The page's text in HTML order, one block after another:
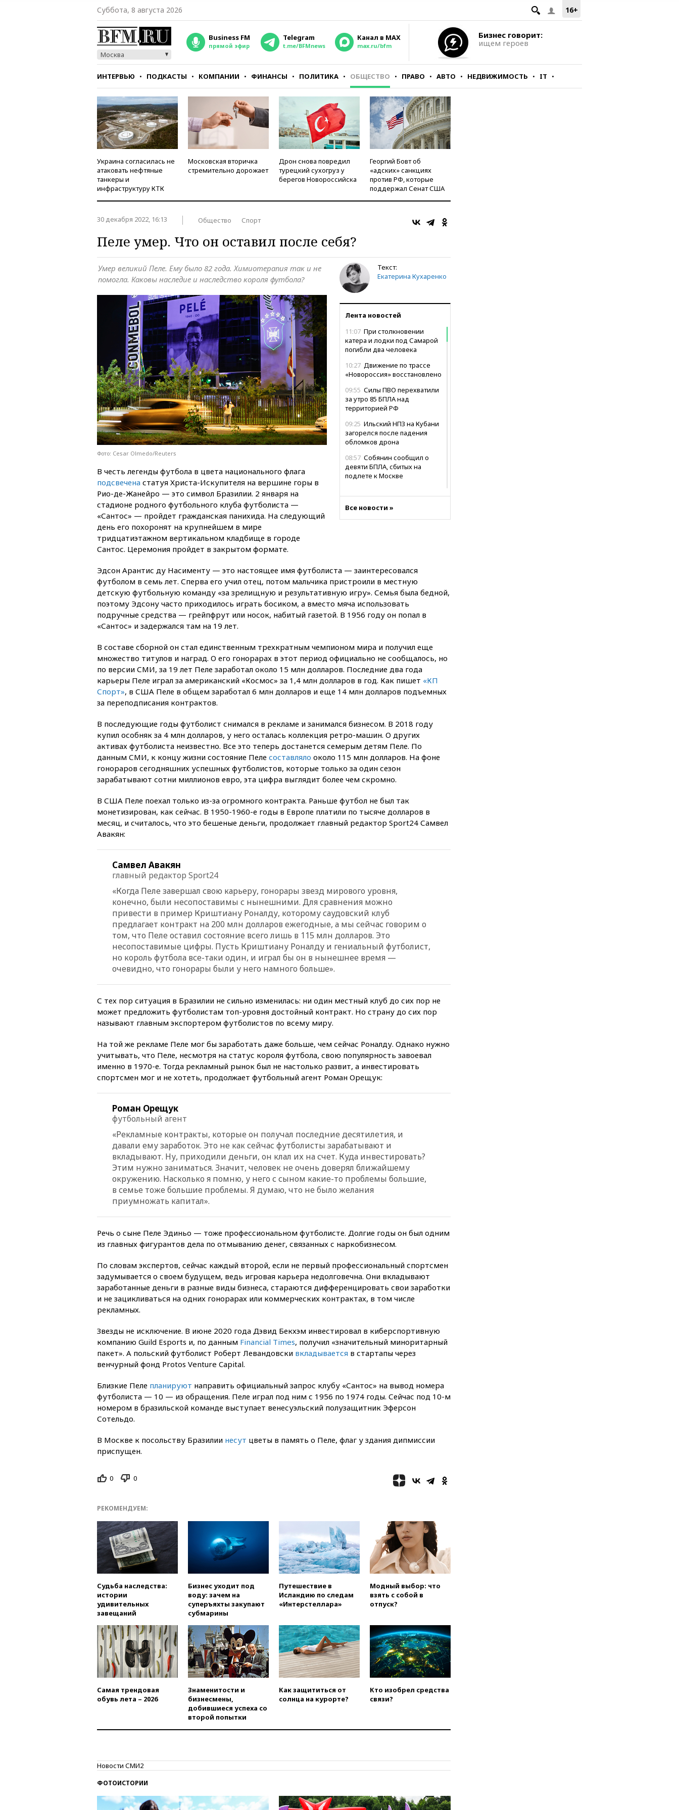
16+
Суббота, 8 августа 2026
Москва
Business FM
прямой эфир
Telegram
t.me/BFMnews
Канал в MAX
max.ru/bfm
Бизнес говорит:
ищем героев
ИНТЕРВЬЮ ПОДКАСТЫ КОМПАНИИ ФИНАНСЫ ПОЛИТИКА ОБЩЕСТВО ПРАВО АВТО НЕДВИЖИМОСТЬ IT
СТИЛЬ ТЕСТЫ
Украина согласилась не
атаковать нефтяные
танкеры и
инфраструктуру КТК
Московская вторичка
стремительно дорожает
Дрон снова повредил
турецкий сухогруз у
берегов Новороссийска
Георгий Бовт об
«адских» санкциях
против РФ, которые
поддержал Сенат США
30 декабря 2022, 16:13 Общество Спорт
Пеле умер. Что он оставил после себя?
Текст:
Екатерина Кухаренко
Лента новостей
11:07 При столкновении
катера и лодки под Самарой
погибли два человека
10:27 Движение по трассе
«Новороссия» восстановлено
09:55 Силы ПВО перехватили
за утро 85 БПЛА над
территорией РФ
09:25 Ильский НПЗ на Кубани
загорелся после падения
обломков дрона
08:57 Собянин сообщил о
девяти БПЛА, сбитых на
подлете к Москве
регионами
крупнейшим поставщиком
авиатоплива в Европу
06:30 США и Колумбия
обсуждают координацию
усилий против наркотрафика
миграционного кризиса
03:30В Минстрое сравнили
качество жилья в Нью-Йорке и
России
02:30Трамп попросил
войну»
01:35Мигрант погиб при
попытке попасть из Марокко в
Сеуту на параплане
00:30FT: ЕС не готов принять в
блок Украину из-за уровня
вчера, 23:35 Лукашенко
объяснил экономическую
выгоду безвизового режима с
вчера, 22:59На башню
вчера, 22:45Литовец
протаранил погранпункт при
попытке попасть в Россию
вчера, 22:28 Бессент
анонсировал скорое
соглашение о прекращении
огня США и Ирана
при нападении в Чехии
вчера, 22:00Путин поручил
выделить средства на новые
РЛС для Белгородской
вчера, 21:56 The Atlantic: Маск
отказал Украине в
использовании Starlink для
атак вглубь РФ
складе в Брянске возбудили
официальный отказ в визах от
Хорватии
вчера, 21:15
Пентагон
опубликовал 16 новых видео с
НЛО
свыше 6,5 тысячи грузовиков
вчера, 20:53 Швыдкой:
«Интервидение» точно
пройдет в 2026 году
вчера, 20:45ПВО за день
сбила еще 75 украинских
беспилотников над Россией
вчера, 20:35Велосипедист
вчера, 20:30Лидию Невзорову
заочно арестовали по делу о
финансировании
экстремизма
постановил остановить
строительство бального зала в
Белом доме
санкций против России и
Ирана
Гордеевой о фейках о ВС
фигуристкам Валиевой и
вчера, 19:35Зеленский
впервые совершил
официальный визит в Сербию
Россиянка
погибла во Французских
Альпах
горение на складе в Брянске
ликвидировано
вчера, 18:55Минобороны
отчиталось об ударах по двум
украинским сухогрузам в
Черном море
вчера, 18:47 Школьники из РФ
стали абсолютными
вчера, 18:25Беспилотник
вчера, 18:18Товарооборот
Все новости »
Умер великий Пеле. Ему было 82 года. Химиотерапия так и не
помогла. Каковы наследие и наследство короля футбола?
Фото: Cesar Olmedo/Reuters
В честь легенды футбола в цвета национального флага
подсвечена статуя Христа-Искупителя на вершине горы в
Рио-де-Жанейро — это символ Бразилии. 2 января на
стадионе родного футбольного клуба футболиста —
«Сантос» — пройдет гражданская панихида. На следующий
день его похоронят на крупнейшем в мире
тридцатиэтажном вертикальном кладбище в городе
Сантос. Церемония пройдет в закрытом формате.
Эдсон Арантис ду Насименту — это настоящее имя футболиста — заинтересовался
футболом в семь лет. Сперва его учил отец, потом мальчика пристроили в местную
детскую футбольную команду «за зрелищную и результативную игру». Семья была бедной,
поэтому Эдсону часто приходилось играть босиком, а вместо мяча использовать
подручные средства — грейпфрут или носок, набитый газетой. В 1956 году он попал в
«Сантос» и задержался там на 19 лет.
В составе сборной он стал единственным трехкратным чемпионом мира и получил еще
множество титулов и наград. О его гонорарах в этот период официально не сообщалось, но
по версии СМИ, за 19 лет Пеле заработал около 15 млн долларов. Последние два года
карьеры Пеле играл за американский «Космос» за 1,4 млн долларов в год. Как пишет «КП
Спорт», в США Пеле в общем заработал 6 млн долларов и еще 14 млн долларов подъемных
за переподписания контрактов.
В последующие годы футболист снимался в рекламе и занимался бизнесом. В 2018 году
купил особняк за 4 млн долларов, у него осталась коллекция ретро-машин. О других
активах футболиста неизвестно. Все это теперь достанется семерым детям Пеле. По
данным СМИ, к концу жизни состояние Пеле составляло около 115 млн долларов. На фоне
гонораров сегодняшних успешных футболистов, которые только за один сезон
зарабатывают сотни миллионов евро, эта цифра выглядит более чем скромно.
В США Пеле поехал только из-за огромного контракта. Раньше футбол не был так
монетизирован, как сейчас. В 1950-1960-е годы в Европе платили по тысяче долларов в
месяц, и считалось, что это бешеные деньги, продолжает главный редактор Sport24 Самвел
Авакян:
Самвел Авакян
главный редактор Sport24
«Когда Пеле завершал свою карьеру, гонорары звезд мирового уровня,
конечно, были несопоставимы с нынешними. Для сравнения можно
привести в пример Криштиану Роналду, которому саудовский клуб
предлагает контракт на 200 млн долларов ежегодные, а мы сейчас говорим о
том, что Пеле оставил состояние всего лишь в 115 млн долларов. Это
несопоставимые цифры. Пусть Криштиану Роналду и гениальный футболист,
но король футбола все-таки один, и играл бы он в нынешнее время —
очевидно, что гонорары были у него намного больше».
С тех пор ситуация в Бразилии не сильно изменилась: ни один местный клуб до сих пор не
может предложить футболистам топ-уровня достойный контракт. Но страну до сих пор
называют главным экспортером футболистов по всему миру.
На той же рекламе Пеле мог бы заработать даже больше, чем сейчас Роналду. Однако нужно
учитывать, что Пеле, несмотря на статус короля футбола, свою популярность завоевал
именно в 1970-е. Тогда рекламный рынок был не настолько развит, а инвестировать
спортсмен мог и не хотеть, продолжает футбольный агент Роман Орещук:
Роман Орещук
футбольный агент
«Рекламные контракты, которые он получал последние десятилетия, и
давали ему заработок. Это не как сейчас футболисты зарабатывают и
вкладывают. Ну, приходили деньги, он клал их на счет. Куда инвестировать?
Этим нужно заниматься. Значит, человек не очень доверял ближайшему
окружению. Насколько я помню, у него с сыном какие-то проблемы большие,
в семье тоже большие проблемы. Я думаю, что не было желания
приумножать капитал».
Речь о сыне Пеле Эдиньо — тоже профессиональном футболисте. Долгие годы он был одним
из главных фигурантов дела по отмыванию денег, связанных с наркобизнесом.
По словам экспертов, сейчас каждый второй, если не первый профессиональный спортсмен
задумывается о своем будущем, ведь игровая карьера недолговечна. Они вкладывают
заработанные деньги в разные виды бизнеса, стараются дифференцировать свои заработки
и не зацикливаться на одних гонорарах или коммерческих контрактах, в том числе
рекламных.
Звезды не исключение. В июне 2020 года Дэвид Бекхэм инвестировал в киберспортивную
компанию Guild Esports и, по данным Financial Times, получил «значительный миноритарный
пакет». А польский футболист Роберт Левандовски вкладывается в стартапы через
венчурный фонд Protos Venture Capital.
Близкие Пеле планируют направить официальный запрос клубу «Сантос» на вывод номера
футболиста — 10 — из обращения. Пеле играл под ним с 1956 по 1974 годы. Сейчас под 10-м
номером в бразильской команде выступает венесуэльский полузащитник Эферсон
Сотельдо.
В Москве к посольству Бразилии несут цветы в память о Пеле, флаг у здания дипмиссии
приспущен.
0 0
РЕКОМЕНДУЕМ:
Судьба наследства:
истории
удивительных
завещаний
Бизнес уходит под
воду: зачем на
суперъяхты закупают
субмарины
Путешествие в
Исландию по следам
«Интерстеллара»
Модный выбор: что
взять с собой в
отпуск?
Самая трендовая
обувь лета – 2026
Знаменитости и
бизнесмены,
добившиеся успеха со
второй попытки
Как защититься от
солнца на курорте?
Кто изобрел средства
связи?
Новости СМИ2
ФОТОИСТОРИИ